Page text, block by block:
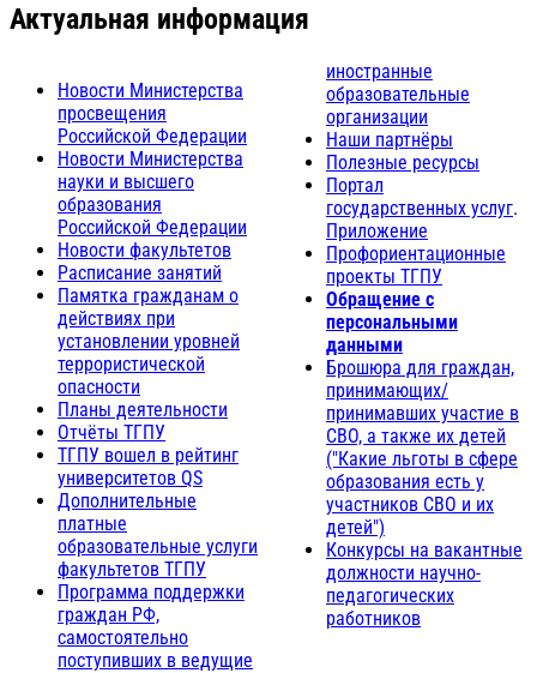
Актуальная информация
Новости Министерства
просвещения
Российской Федерации
Новости Министерства
науки и высшего
образования
Российской Федерации
Новости факультетов
Расписание занятий
Памятка гражданам о
действиях при
установлении уровней
террористической
опасности
Планы деятельности
Отчёты ТГПУ
ТГПУ вошел в рейтинг
университетов QS
Дополнительные
платные
образовательные услуги
факультетов ТГПУ
Программа поддержки
граждан РФ,
самостоятельно
поступивших в ведущие
иностранные
образовательные
организации
Наши партнёры
Полезные ресурсы
Портал
государственных услуг.
Приложение
Профориентационные
проекты ТГПУ
Обращение с
персональными
данными
Брошюра для граждан,
принимающих/
принимавших участие в
СВО, а также их детей
("Какие льготы в сфере
образования есть у
участников СВО и их
детей")
Конкурсы на вакантные
должности научно-
педагогических
работников